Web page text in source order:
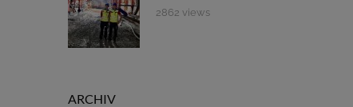
2862 views
ARCHIV